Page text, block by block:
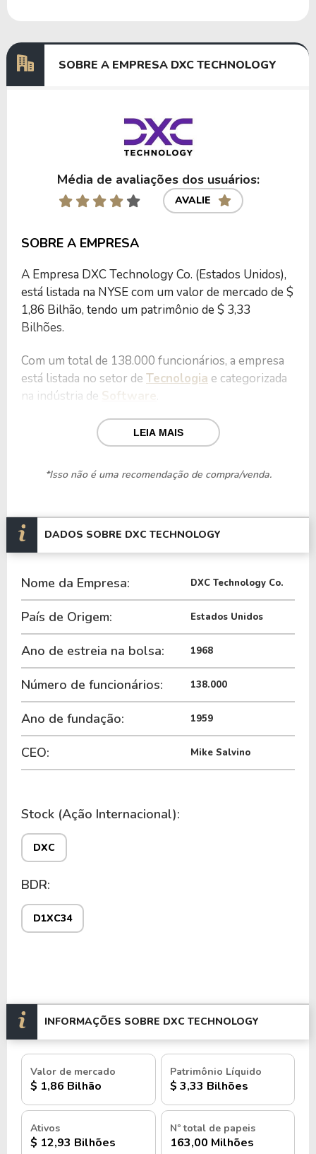
SOBRE A EMPRESA DXC TECHNOLOGY
Média de avaliações dos usuários:
AVALIE
SOBRE A EMPRESA
A Empresa DXC Technology Co. (Estados Unidos),
está listada na NYSE com um valor de mercado de $
1,86 Bilhão, tendo um patrimônio de $ 3,33
Bilhões.
Com um total de 138.000 funcionários, a empresa
está listada no setor de Tecnologia e categorizada
na indústria de Software
Nos últimos 12 meses a Empresa teve um
faturamento de $ 12,48 Bilhões, que gerou um
possui um P/L de 14,97, um P/VP de 0,56 e nos
últimos 12 meses a Empresa não pagou dividendos.
D1XC34, ou pode ser adquirida no exterior através
do tickerDXC.
LEIA MAIS
*Isso não é uma recomendação de compra/venda.
DADOS SOBRE DXC TECHNOLOGY
Nome da Empresa: DXC Technology Co.
País de Origem: Estados Unidos
Ano de estreia na bolsa: 1968
Número de funcionários: 138.000
Ano de fundação: 1959
CEO: Mike Salvino
Stock (Ação Internacional):
DXC
BDR:
D1XC34
INFORMAÇÕES SOBRE DXC TECHNOLOGY
Valor de mercado
$ 1,86 Bilhão
Patrimônio Líquido
$ 3,33 Bilhões
Ativos
$ 12,93 Bilhões
Nº total de papeis
163,00 Milhões